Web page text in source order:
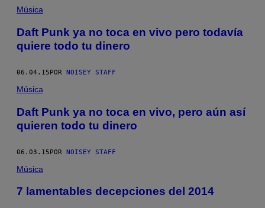
Música
Daft Punk ya no toca en vivo pero todavía
quiere todo tu dinero
06.04.15POR NOISEY STAFF
Música
Daft Punk ya no toca en vivo, pero aún así
quieren todo tu dinero
06.03.15POR NOISEY STAFF
Música
7 lamentables decepciones del 2014